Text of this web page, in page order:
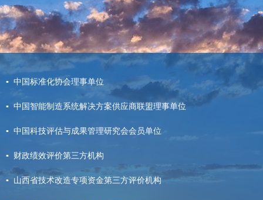
▪ 中国标准化协会理事单位
▪ 中国智能制造系统解决方案供应商联盟理事单位
▪ 中国科技评估与成果管理研究会会员单位
▪ 财政绩效评价第三方机构
▪ 山西省技术改造专项资金第三方评价机构